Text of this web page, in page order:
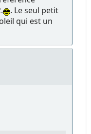
. Le seul petit
qui est un